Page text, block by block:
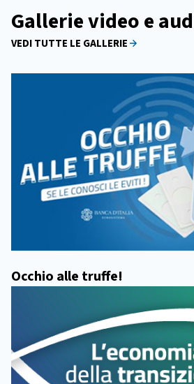
Gallerie video e
VEDI TUTTE LE GALLERIE
Occhio alle truffe!